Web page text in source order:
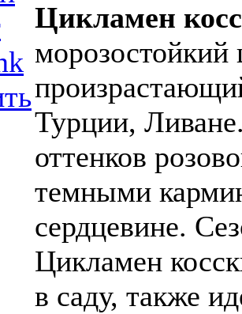
Цикламен
морозостойкий
Турции,
оттенков
темными
сердцевине.
Цикламен
в саду, также